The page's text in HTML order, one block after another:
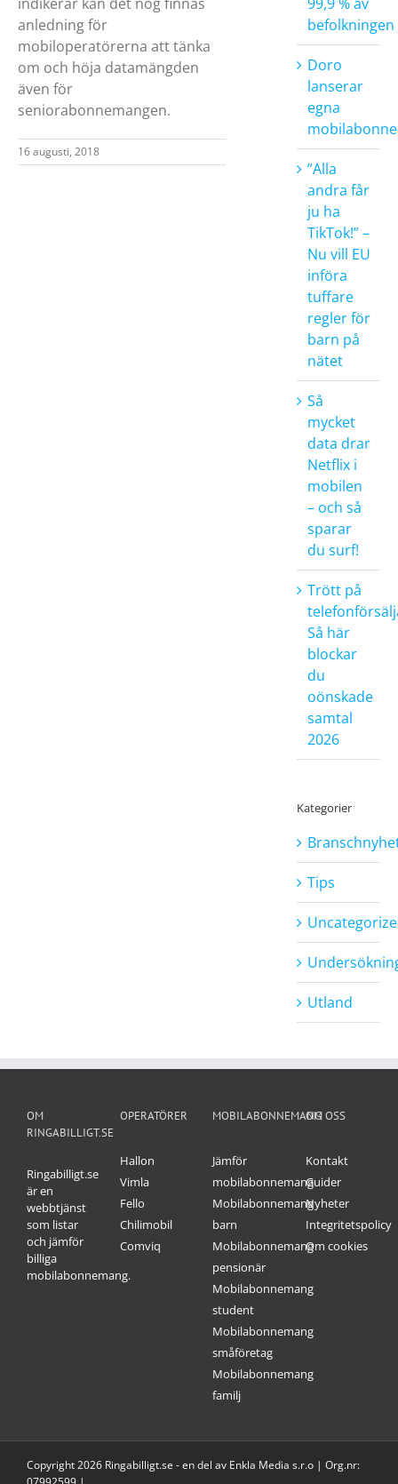
anledning för
mobiloperatörerna att tänka
om och höja datamängden
även för
seniorabonnemangen.
16 augusti, 2018
befolkningen
Doro
lanserar
egna
”Alla
andra får
ju ha
TikTok!” –
Nu vill EU
införa
tuffare
regler för
barn på
nätet
Så
mycket
data drar
Netflix i
mobilen
– och så
sparar
du surf!
Trött på
Så här
blockar
du
oönskade
samtal
2026
Kategorier
Tips
Utland
OM
RINGABILLIGT.SE
Ringabilligt.se
är en
webbtjänst
som listar
och jämför
billiga
mobilabonnemang.
OPERATÖRER
Hallon
Vimla
Fello
Chilimobil
Comviq
MOBILABONNEMANG
Jämför
mobilabonnemang
Mobilabonnemang
barn
Mobilabonnemang
pensionär
Mobilabonnemang
student
Mobilabonnemang
småföretag
Mobilabonnemang
familj
OM OSS
Kontakt
Guider
Nyheter
Integritetspolicy
Om cookies
Copyright 2026 Ringabilligt.se - en del av Enkla Media s.r.o | Org.nr: